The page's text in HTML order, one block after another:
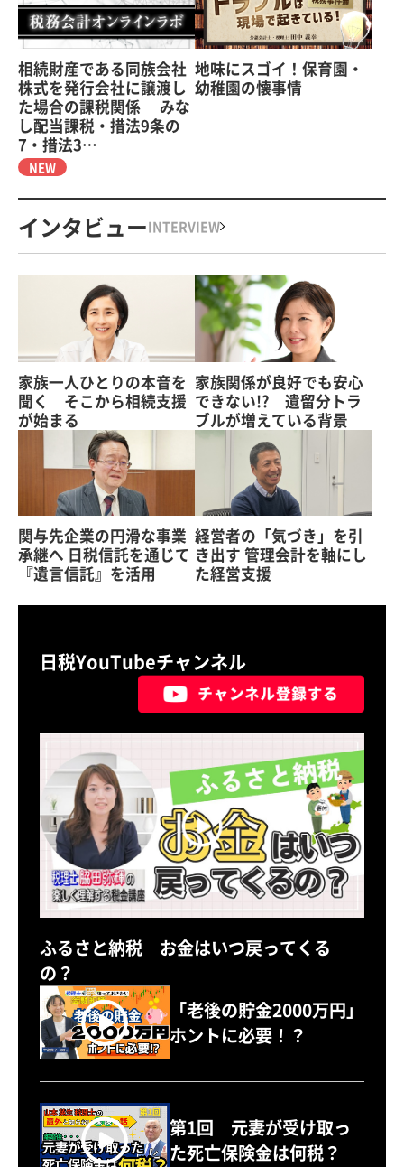
相続財産である同族会社
株式を発行会社に譲渡し
た場合の課税関係 ―みな
し配当課税・措法9条の
7・措法3…
NEW
地味にスゴイ！保育園・
幼稚園の懐事情
インタビューINTERVIEW
家族一人ひとりの本音を
聞く そこから相続支援
が始まる
家族関係が良好でも安心
できない!? 遺留分トラ
ブルが増えている背景
関与先企業の円滑な事業
承継へ 日税信託を通じて
『遺言信託』を活用
経営者の「気づき」を引
き出す 管理会計を軸にし
た経営支援
日税YouTubeチャンネル
ふるさと納税 お金はいつ戻ってくる
の？
「老後の貯金2000万円」
ホントに必要！？
第1回 元妻が受け取っ
た死亡保険金は何税？